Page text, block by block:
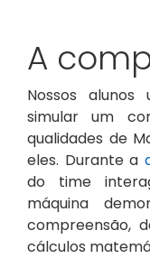
A
Nossos
simular um
qualidades de
eles. Durante a
do time
máquina
compreensão,
cálculos